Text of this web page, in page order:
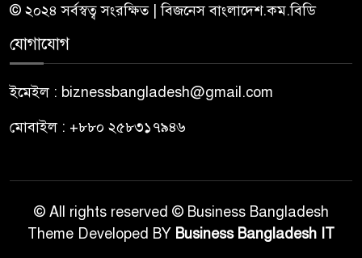
© ২০২৪ সর্বস্বত্ব সংরক্ষিত | বিজনেস বাংলাদেশ.কম.বিডি
যোগাযোগ
ইমেইল : biznessbangladesh@gmail.com
মোবাইল : +৮৮০ ২৫৮৩১৭৯৪৬
© All rights reserved © Business Bangladesh
Theme Developed BY Business Bangladesh IT